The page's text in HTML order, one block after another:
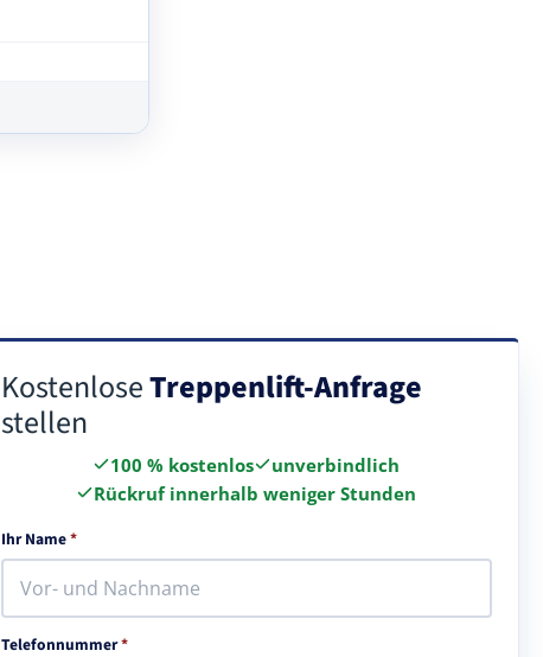
KostenloseTreppenlift-Anfrage
stellen
100 % kostenlos
unverbindlich
Rückruf innerhalb weniger Stunden
Ihr Name*
Telefonnummer*